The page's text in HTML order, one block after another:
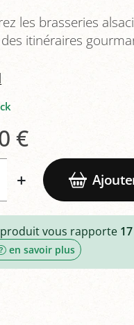
les brasseries
itinéraires
€
+
produit vous rapporte 17
en savoir plus